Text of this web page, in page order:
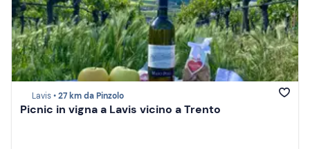
Lavis •27 km da Pinzolo
Picnic in vigna a Lavis vicino a Trento